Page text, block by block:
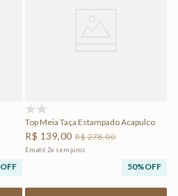
OFF
Top Meia Taça Estampado Acapulco
R$ 139,00 R$278,00
Em até 2x sem juros
50%OFF